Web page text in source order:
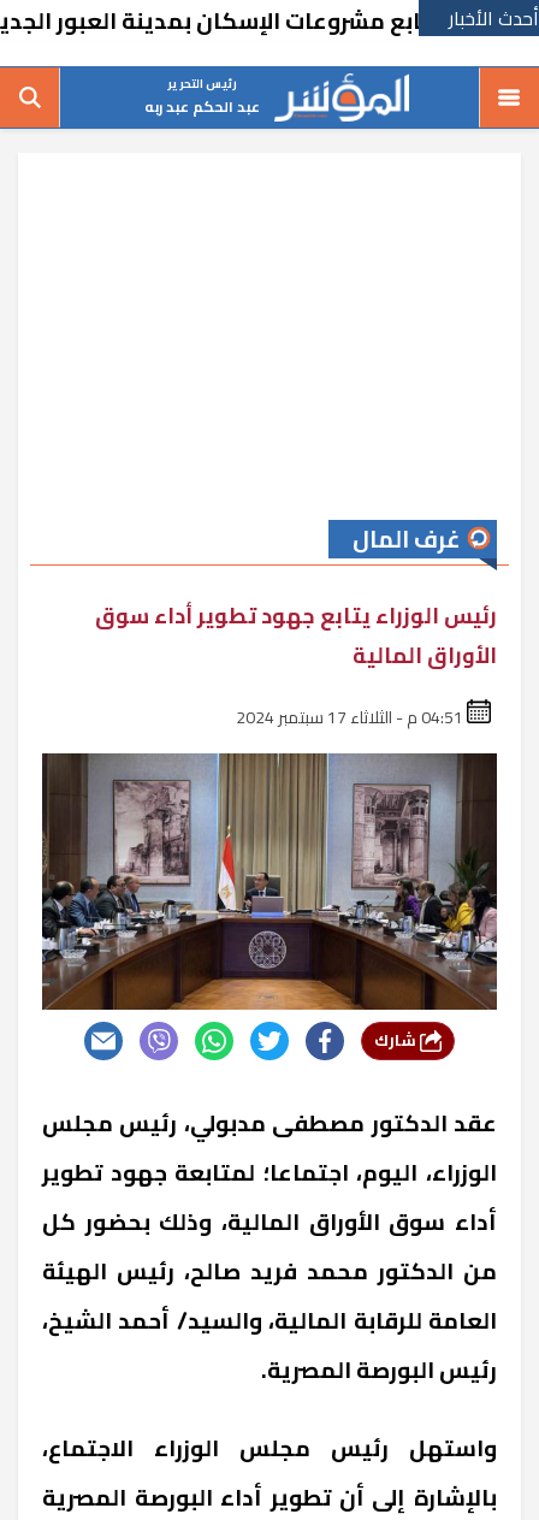
أحدث الأخبارمشروعات الإسكان بمدينة العبور الجديدة
رئيس التحرير
عبد الحكم عبد ربه
غرف المال
رئيس الوزراء يتابع جهود تطوير أداء سوق
الأوراق المالية
عقد الدكتور مصطفى مدبولي، رئيس مجلس
الوزراء، اليوم، اجتماعا؛ لمتابعة جهود تطوير
أداء سوق الأوراق المالية، وذلك بحضور كل
من الدكتور محمد فريد صالح، رئيس الهيئة
العامة للرقابة المالية، والسيد/ أحمد الشيخ،
رئيس البورصة المصرية.
واستهل رئيس مجلس الوزراء الاجتماع،
بالإشارة إلى أن تطوير أداء البورصة المصرية